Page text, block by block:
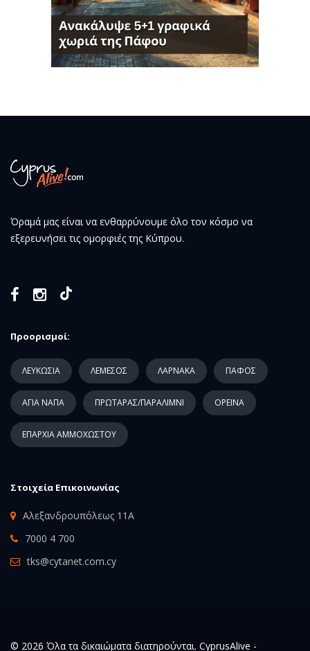
Όραμά μας είναι να ενθαρρύνουμε όλο τον κόσμο να
εξερευνήσει τις ομορφιές της Κύπρου.
Προορισμοί:
ΛΕΥΚΩΣΙΑ ΛΕΜΕΣΟΣ ΛΑΡΝΑΚΑ ΠΑΦΟΣ
ΑΓΙΑ ΝΑΠΑ ΠΡΩΤΑΡΑΣ/ΠΑΡΑΛΙΜΝΙ ΟΡΕΙΝΑ
ΕΠΑΡΧΙΑ ΑΜΜΟΧΩΣΤΟΥ
Στοιχεία Επικοινωνίας
Αλεξανδρουπόλεως 11Α
7000 4 700
tks@cytanet.com.cy
© 2026 Όλα τα δικαιώματα διατηρούνται. CyprusAlive -